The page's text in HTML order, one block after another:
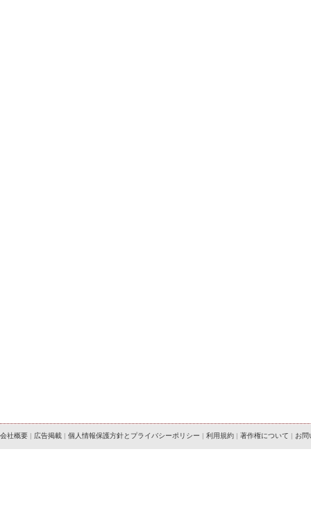
会社概要 | 広告掲載 | 個人情報保護方針とプライバシーポリシー | 利用規約 | 著作権について | お問